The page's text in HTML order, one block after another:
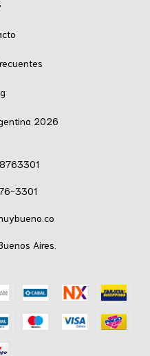
2026
3301
Aires.